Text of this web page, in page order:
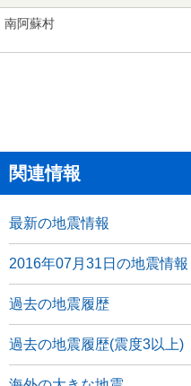
南阿蘇村
関連情報
最新の地震情報
2016年07月31日の地震情報
過去の地震履歴
過去の地震履歴(震度3以上)